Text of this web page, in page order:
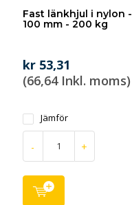
Fast länkhjul i nylon -
100 mm - 200 kg
kr 53,31
(66,64 Inkl. moms)
Jämför
- +